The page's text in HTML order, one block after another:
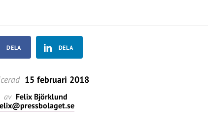
DELA DELA
15 februari 2018
av Felix Björklund